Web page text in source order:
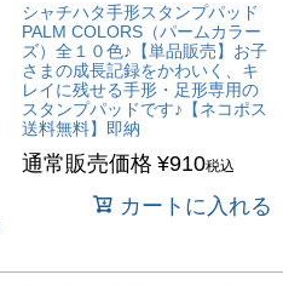
シャチハタ手形スタンプパッド
PALM COLORS（パームカラー
ズ）全１０色♪【単品販売】お子
さまの成長記録をかわいく、キ
レイに残せる手形・足形専用の
スタンプパッドです♪【ネコポス
送料無料】即納
通常販売価格 ¥910税込
カートに入れる